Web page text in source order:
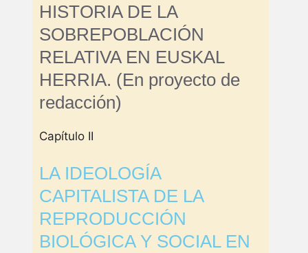
HISTORIA DE LA
SOBREPOBLACIÓN
RELATIVA EN EUSKAL
HERRIA. (En proyecto de
redacción)
Capítulo II
LA IDEOLOGÍA
CAPITALISTA DE LA
REPRODUCCIÓN
BIOLÓGICA Y SOCIAL EN